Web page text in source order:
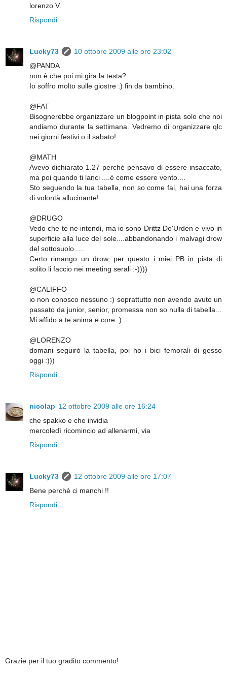
lorenzo V.
Rispondi
Lucky73
10 ottobre 2009 alle ore 23:02
@PANDA
non è che poi mi gira la testa?
Io soffro molto sulle giostre :) fin da bambino.
@FAT
Bisognerebbe organizzare un blogpoint in pista solo che noi
andiamo durante la settimana. Vedremo di organizzare qlc
nei giorni festivi o il sabato!
@MATH
Avevo dichiarato 1.27 perchè pensavo di essere insaccato,
ma poi quando ti lanci ....è come essere vento....
Sto seguendo la tua tabella, non so come fai, hai una forza
di volontà allucinante!
@DRUGO
Vedo che te ne intendi, ma io sono Drittz Do'Urden e vivo in
superficie alla luce del sole....abbandonando i malvagi drow
del sottosuolo ....
Certo rimango un drow, per questo i miei PB in pista di
solito li faccio nei meeting serali :-))))
@CALIFFO
io non conosco nessuno :) soprattutto non avendo avuto un
passato da junior, senior, promessa non so nulla di tabella...
Mi affido a te anima e core :)
@LORENZO
domani seguirò la tabella, poi ho i bici femorali di gesso
oggi :)))
Rispondi
nicolap 12 ottobre 2009 alle ore 16:24
che spakko e che invidia
mercoledì ricomincio ad allenarmi, via
Rispondi
Lucky73
12 ottobre 2009 alle ore 17:07
Bene perchè ci manchi !!
Rispondi
Grazie per il tuo gradito commento!